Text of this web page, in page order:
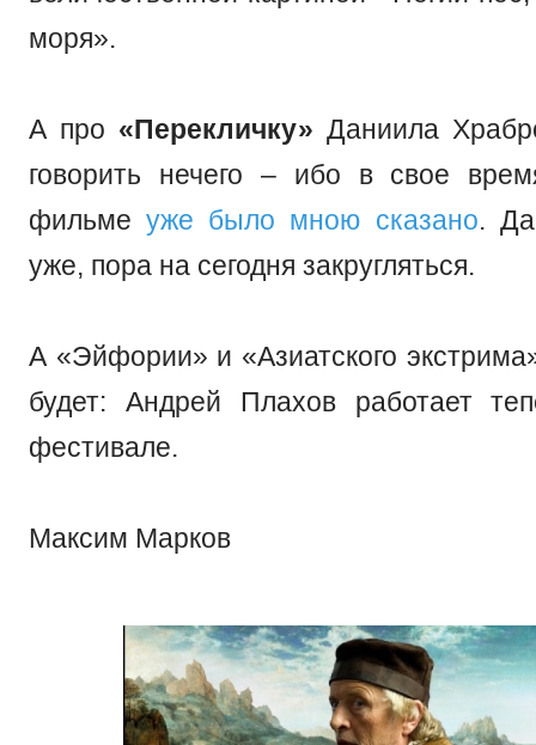
моря».
А про «Перекличку» Даниила
говорить нечего – ибо в свое
фильмеуже было мною сказано.
уже, пора на сегодня закругляться.
А «Эйфории» и «Азиатского
будет: Андрей Плахов работает
фестивале.
Максим Марков